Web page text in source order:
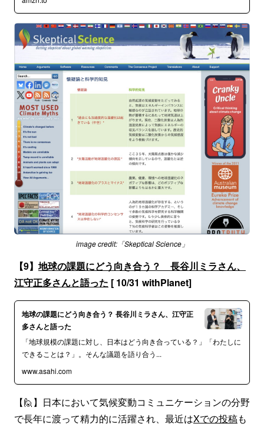
image credit:「Skeptical Science」
【9】 地球の課題にどう向き合う？ 長谷川ミラさん、
江守正多さんと語った [ 10/31 withPlanet]
地球の課題にどう向き合う？ 長谷川ミラさん、江守正
多さんと語った
「地球規模の課題に対し、日本はどう向き合っている？」「わたしに
できることは？」。そんな議題を語り合う...
www.asahi.com
【🙋】日本において気候変動コミュニケーションの分野
で長年に渡って精力的に活躍され、最近はXでの投稿も